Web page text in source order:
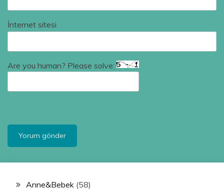
İnternet sitesi
Are you human? Please solve:
Anne&Bebek (58)